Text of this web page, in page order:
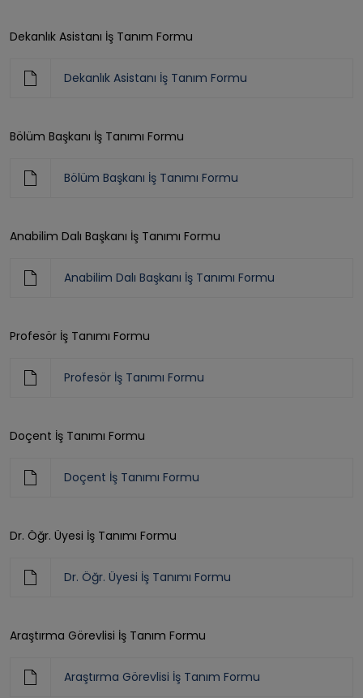
Dekanlık Asistanı İş Tanım Formu
Dekanlık Asistanı İş Tanım Formu
Bölüm Başkanı İş Tanımı Formu
Bölüm Başkanı İş Tanımı Formu
Anabilim Dalı Başkanı İş Tanımı Formu
Anabilim Dalı Başkanı İş Tanımı Formu
Profesör İş Tanımı Formu
Profesör İş Tanımı Formu
Doçent İş Tanımı Formu
Doçent İş Tanımı Formu
Dr. Öğr. Üyesi İş Tanımı Formu
Dr. Öğr. Üyesi İş Tanımı Formu
Araştırma Görevlisi İş Tanım Formu
Araştırma Görevlisi İş Tanım Formu